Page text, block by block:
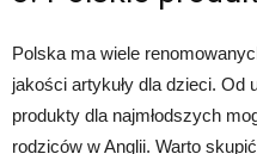
Polska ma wiele
jakości artykuły dla dzieci. Od
produkty dla najmłodszych
rodziców w Anglii. Warto